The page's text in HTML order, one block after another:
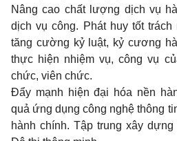
Nâng cao chất lượng dịch vụ
dịch vụ công. Phát huy tốt
tăng cường kỷ luật, kỷ cương
thực hiện nhiệm vụ, công vụ
chức, viên chức.
Đẩy mạnh hiện đại hóa nền
quả ứng dụng công nghệ thông
hành chính. Tập trung xây